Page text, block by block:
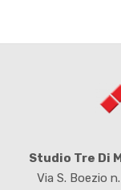
Studio Tre Di
Via S. Boezio